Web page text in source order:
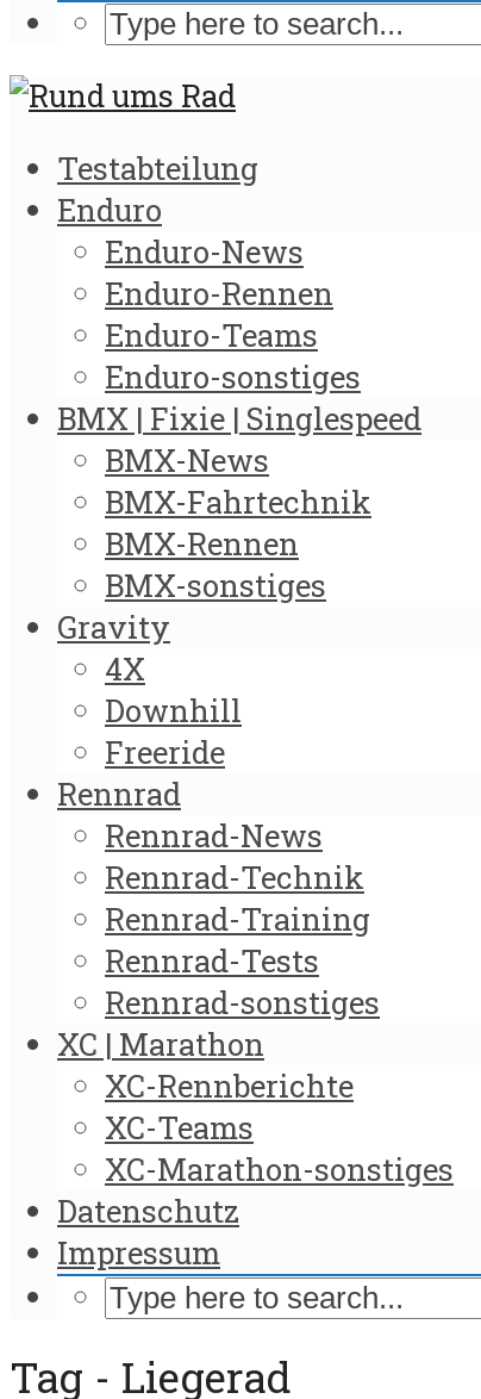
Testabteilung
Enduro
Enduro-News
Enduro-Rennen
Enduro-Teams
Enduro-sonstiges
BMX | Fixie | Singlespeed
BMX-News
BMX-Fahrtechnik
BMX-Rennen
BMX-sonstiges
Gravity
4X
Downhill
Freeride
Rennrad
Rennrad-News
Rennrad-Technik
Rennrad-Training
Rennrad-Tests
Rennrad-sonstiges
XC | Marathon
XC-Rennberichte
XC-Teams
XC-Marathon-sonstiges
Datenschutz
Impressum
Tag - Liegerad